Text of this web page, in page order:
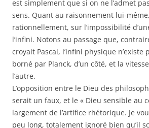
est simplement que si on ne l’admet
sens. Quant au raisonnement lui-
rationnellement, sur l’impossibilité
l’infini. Notons au passage que,
croyait Pascal, l’infini physique n’existe
borné par Planck, d’un côté, et la
l’autre.
L’opposition entre le Dieu des
serait un faux, et le « Dieu sensible au
largement de l’artifice rhétorique. Je
peu long, totalement ignoré bien qu’il